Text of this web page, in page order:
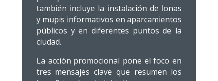
también incluye la instalación de lonas
y mupis informativos en aparcamientos
públicos y en diferentes puntos de la
ciudad.
La acción promocional pone el foco en
tres mensajes clave que resumen los